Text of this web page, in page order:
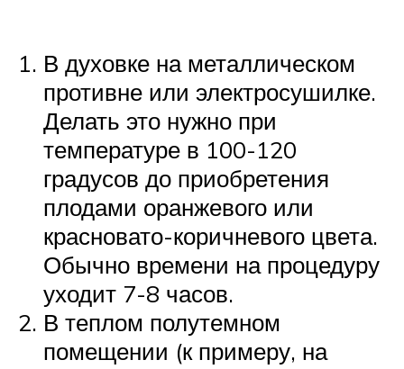
В духовке на металлическом
противне или электросушилке.
Делать это нужно при
температуре в 100-120
градусов до приобретения
плодами оранжевого или
красновато-коричневого цвета.
Обычно времени на процедуру
уходит 7-8 часов.
В теплом полутемном
помещении (к примеру, на